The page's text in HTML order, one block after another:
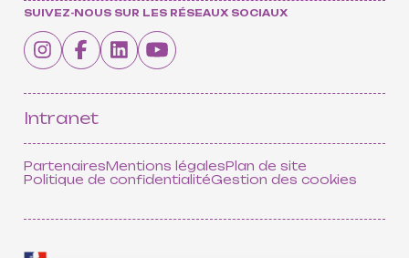
SUIVEZ-NOUS SUR LES RÉSEAUX SOCIAUX
Intranet
PartenairesMentions légalesPlan de site
Politique de confidentialitéGestion des cookies